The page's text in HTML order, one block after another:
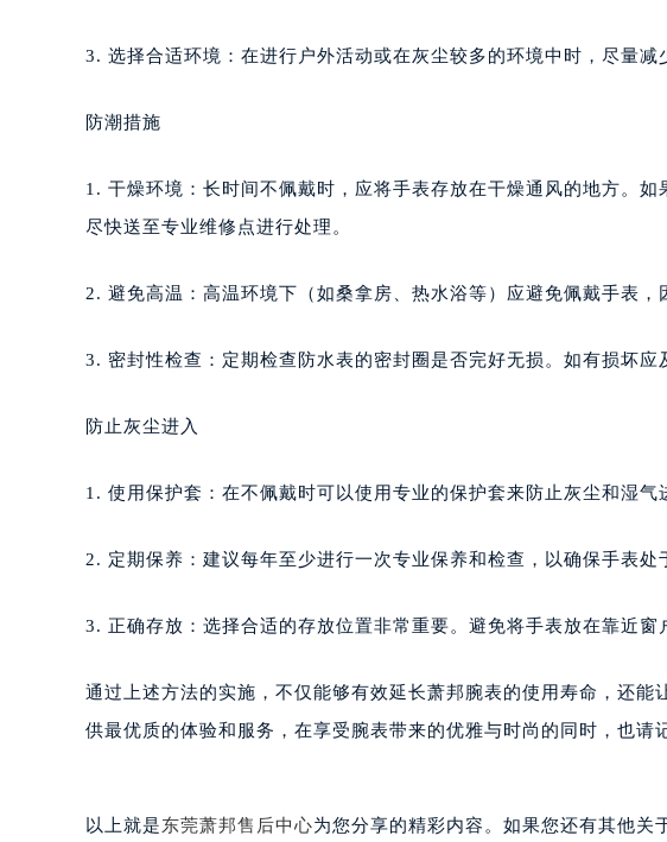
昆明市盘龙区北京路928号同德昆明广场写字楼10层
唐山市路南区新华东道100号万达广场写字楼A座10
台州市椒江区东海大道1800号腾达中心东1幢20楼
甘肃省兰州市七里河区西津西路16号兰州中心写字
重庆市解放碑渝中区民权路28号英利国际金融中心写
黑龙江省大庆市萨尔图区会战大街萧邦售后服务中心
黑龙江省佳木斯市向阳区长安路萧邦售后服务中心（
黑龙江省七台河市桃山区大同街萧邦售后服务中心（
黑龙江省双鸭山市尖山区新兴大街萧邦售后服务中心
黑龙江省伊春市伊美区通河路萧邦售后服务中心（需
吉林省辽源市龙山区人民大街萧邦售后服务中心（需
3. 选择合适环境：在进行户外活动或在灰尘较多的环境中时，尽量减
防潮措施
1. 干燥环境：长时间不佩戴时，应将手表存放在干燥通风的地方。
尽快送至专业维修点进行处理。
2. 避免高温：高温环境下（如桑拿房、热水浴等）应避免佩戴手表，
3. 密封性检查：定期检查防水表的密封圈是否完好无损。如有损坏应
防止灰尘进入
1. 使用保护套：在不佩戴时可以使用专业的保护套来防止灰尘和湿气
2. 定期保养：建议每年至少进行一次专业保养和检查，以确保手表处
3. 正确存放：选择合适的存放位置非常重要。避免将手表放在靠近窗
通过上述方法的实施，不仅能够有效延长萧邦腕表的使用寿命，还
供最优质的体验和服务，在享受腕表带来的优雅与时尚的同时，也请
以上就是东莞萧邦售后中心为您分享的精彩内容。如果您还有其他